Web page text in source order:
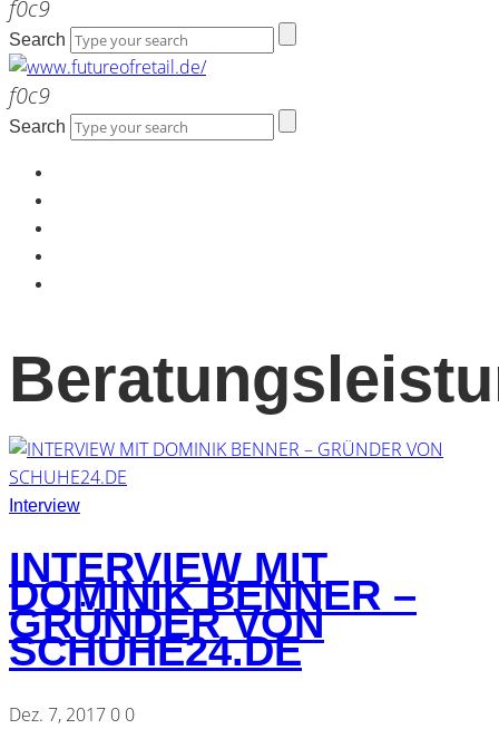
Search
Search
Interview
INTERVIEW MIT
DOMINIK BENNER –
GRÜNDER VON
SCHUHE24.DE
Dez. 7, 2017 0 0